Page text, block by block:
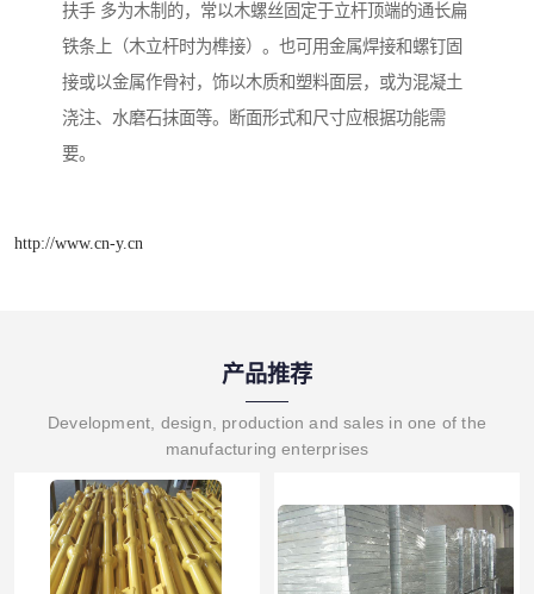
扶手 多为木制的，常以木螺丝固定于立杆顶端的通长扁
铁条上（木立杆时为榫接）。也可用金属焊接和螺钉固
接或以金属作骨衬，饰以木质和塑料面层，或为混凝土
浇注、水磨石抹面等。断面形式和尺寸应根据功能需
要。
http://www.cn-y.cn
产品推荐
Development, design, production and sales in one of the
manufacturing enterprises